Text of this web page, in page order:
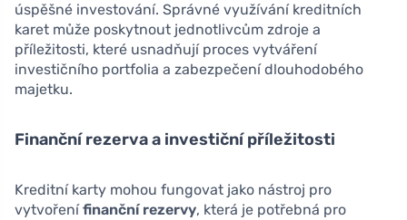
úspěšné investování. Správné využívání kreditních
karet může poskytnout jednotlivcům zdroje a
příležitosti, které usnadňují proces vytváření
investičního portfolia a zabezpečení dlouhodobého
majetku.
Finanční rezerva a investiční příležitosti
Kreditní karty mohou fungovat jako nástroj pro
vytvořenífinanční rezervy, která je potřebná pro